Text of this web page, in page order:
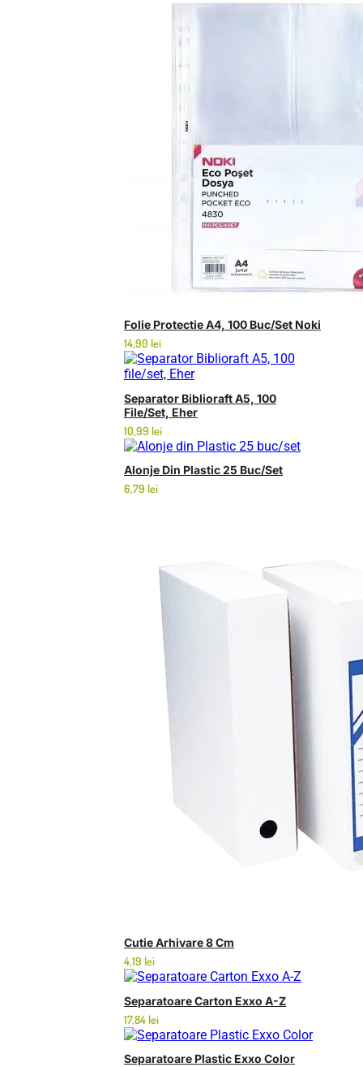
Folie Protectie A4, 100 Buc/set Noki
14,90 lei
Separator Biblioraft A5, 100
File/set, Eher
10,99 lei
Alonje Din Plastic 25 Buc/set
6,79 lei
Cutie Arhivare 8 Cm
4,19 lei
Separatoare Carton Exxo A-Z
17,84lei
Separatoare Plastic Exxo Color